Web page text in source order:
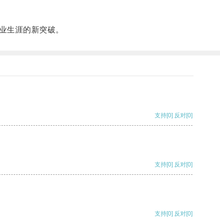
涯的新突破。
支持[0] 反对[0]
支持[0] 反对[0]
支持[0] 反对[0]